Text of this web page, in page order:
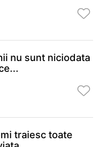
nu sunt niciodata
traiesc toate